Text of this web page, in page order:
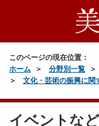
このページの現在位置：
ホーム
分野別一覧
文化・芸術の振興に関
イベントな